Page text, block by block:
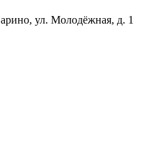
ул. Молодёжная, д. 1